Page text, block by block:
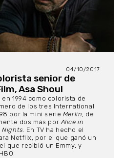
04/10/2017
senior de
Asa Shoul
1994 como colorista de
de los tres International
por la mini serie Merlin, de
dos más porAlice in
Nights. En TV ha hecho el
Netflix, por el que ganó un
que recibió un Emmy, y